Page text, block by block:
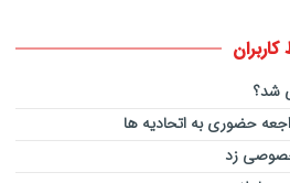
حضوری به اتحادیه ها
زد